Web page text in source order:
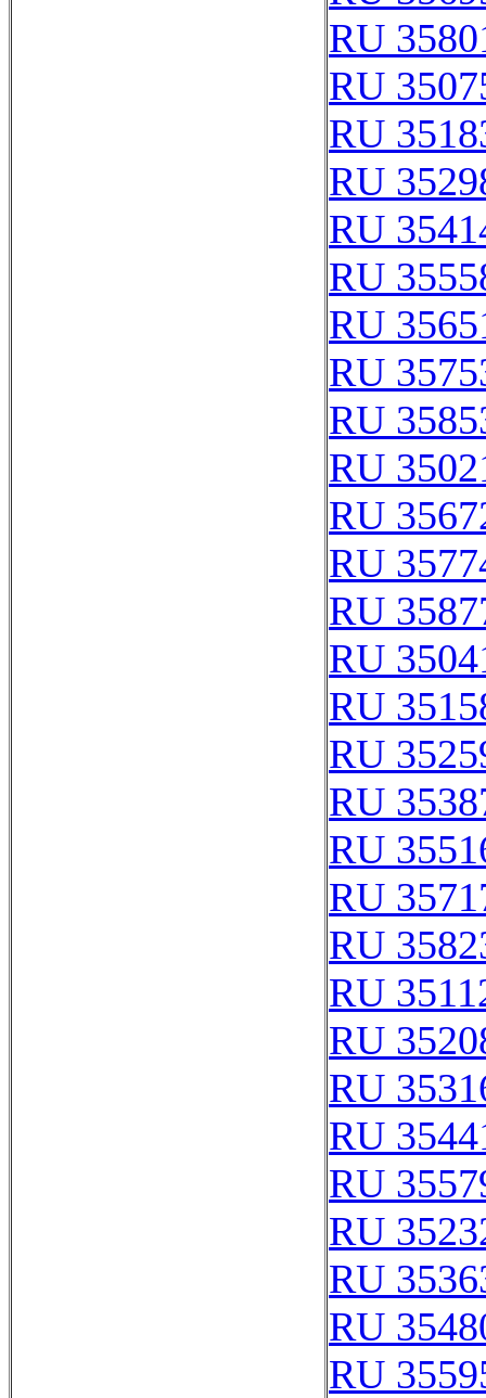
RU
RU
RU
RU
RU
RU
RU
RU
RU
RU
RU
RU
RU
RU
RU
RU
RU
RU
RU
RU
RU
RU
RU
RU
RU
RU
RU
RU
RU